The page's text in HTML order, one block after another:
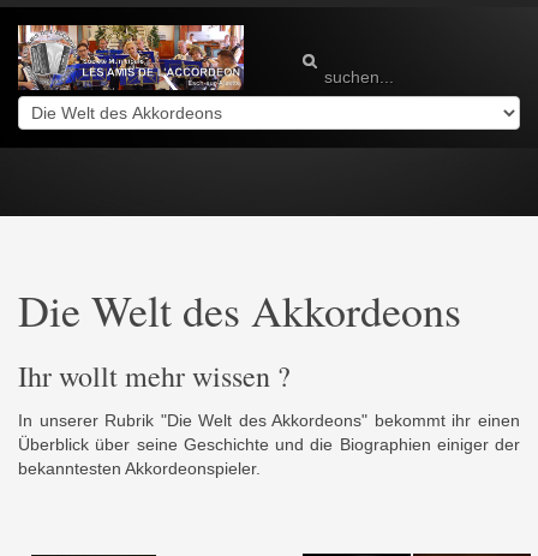
Die Welt des Akkordeons
Ihr wollt mehr wissen ?
In unserer Rubrik "Die Welt des Akkordeons" bekommt ihr einen
Überblick über seine Geschichte und die Biographien einiger der
bekanntesten Akkordeonspieler.